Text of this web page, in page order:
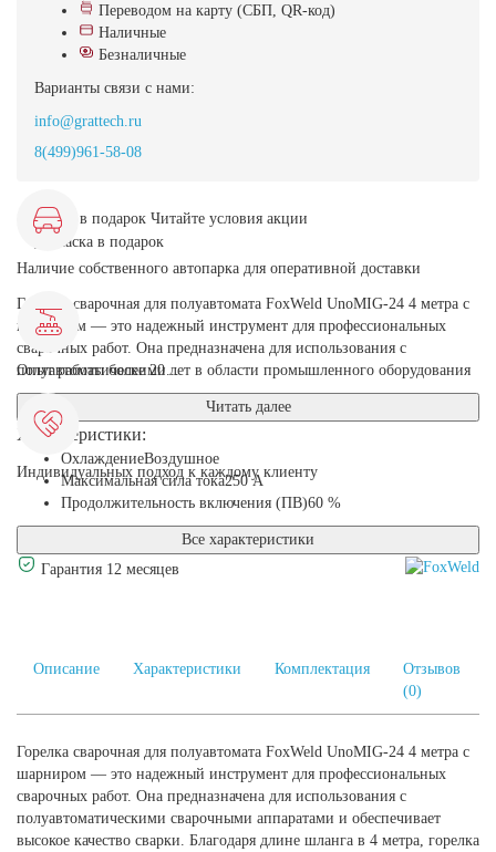
Переводом на карту (СБП, QR-код)
Наличные
Безналичные
Варианты связи с нами:
info@grattech.ru
8(499)961-58-08
Маска в подарок Читайте условия акции
Горелка сварочная для полуавтомата FoxWeld UnoMIG-24 4 метра с
шарниром — это надежный инструмент для профессиональных
сварочных работ. Она предназначена для использования с
полуавтоматическими...
Читать далее
Характеристики:
ОхлаждениеВоздушное
Максимальная сила тока250 А
Продолжительность включения (ПВ)60 %
Все характеристики
Гарантия 12 месяцев
Наличие собственного автопарка для оперативной доставки
Опыт работы более 20 лет в области промышленного оборудования
Индивидуальных подход к каждому клиенту
Описание Характеристики Комплектация
Отзывов
(0)
Горелка сварочная для полуавтомата FoxWeld UnoMIG-24 4 метра с
шарниром — это надежный инструмент для профессиональных
сварочных работ. Она предназначена для использования с
полуавтоматическими сварочными аппаратами и обеспечивает
высокое качество сварки. Благодаря длине шланга в 4 метра, горелка